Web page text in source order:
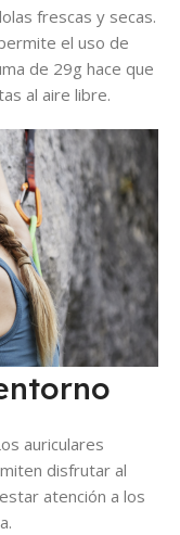
frescas y secas.
el uso de
de 29g hace que
al aire libre.
auriculares
disfrutar al
atención a los